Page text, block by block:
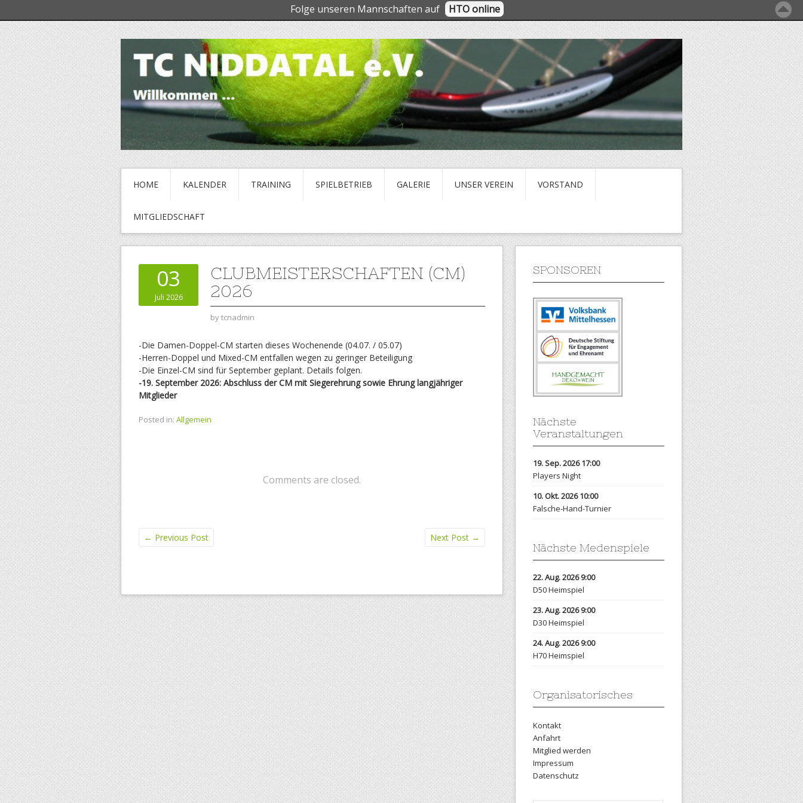
HOME KALENDER TRAINING SPIELBETRIEB GALERIE UNSER VEREIN VORSTAND
MITGLIEDSCHAFT
03
Juli 2026
CLUBMEISTERSCHAFTEN (CM)
2026
bytcnadmin
-Die Damen-Doppel-CM starten dieses Wochenende (04.07. / 05.07)
-Herren-Doppel und Mixed-CM entfallen wegen zu geringer Beteiligung
-Die Einzel-CM sind für September geplant. Details folgen.
-19. September 2026: Abschluss der CM mit Siegerehrung sowie Ehrung langjähriger
Mitglieder
Posted in: Allgemein
Comments are closed.
← Previous Post Next Post →
SPONSOREN
Nächste
Veranstaltungen
19. Sep. 2026 17:00
Players Night
10. Okt. 2026 10:00
Falsche-Hand-Turnier
Nächste Medenspiele
22. Aug. 2026 9:00
D50 Heimspiel
23. Aug. 2026 9:00
D30 Heimspiel
24. Aug. 2026 9:00
H70 Heimspiel
Organisatorisches
Kontakt
Anfahrt
Mitglied werden
Impressum
Datenschutz
Folge unseren Mannschaften auf HTO online